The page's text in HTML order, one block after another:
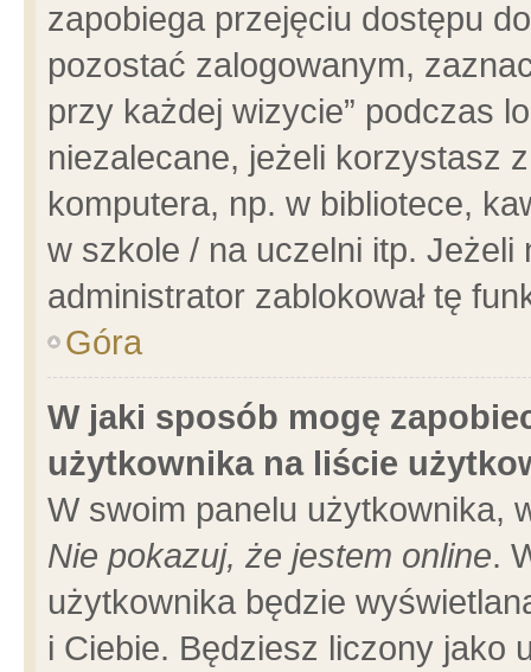
zapobiega przejęciu dostępu
pozostać zalogowanym,
przy każdej wizycie” podczas
niezalecane, jeżeli korzystasz
komputera, np. w bibliotece,
w szkole / na uczelni itp.
administrator zablokował tę
Góra
W jaki sposób mogę
użytkownika na liście
W swoim panelu użytkownika,
Nie pokazuj, że jestem online.
użytkownika będzie
i Ciebie. Będziesz liczony jako